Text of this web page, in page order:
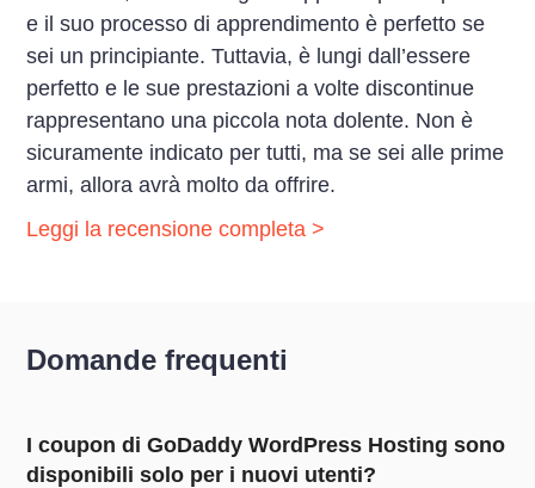
e il suo processo di apprendimento è perfetto se
sei un principiante. Tuttavia, è lungi dall’essere
perfetto e le sue prestazioni a volte discontinue
rappresentano una piccola nota dolente. Non è
sicuramente indicato per tutti, ma se sei alle prime
armi, allora avrà molto da offrire.
Leggi la recensione completa >
Domande frequenti
I coupon di GoDaddy WordPress Hosting sono
disponibili solo per i nuovi utenti?